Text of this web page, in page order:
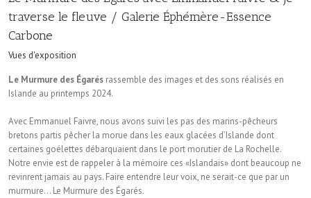
traverse le fleuve / Galerie Éphémère-Essence
Carbone
Vues d'exposition
Le Murmure des Égarés rassemble des images et des sons réalisés en
Islande au printemps 2024.
Avec Emmanuel Faivre, nous avons suivi les pas des marins-pêcheurs
bretons partis pêcher la morue dans les eaux glacées d’Islande dont
certaines goélettes débarquaient dans le port morutier de La Rochelle.
Notre envie est de rappeler à la mémoire ces «Islandais» dont beaucoup ne
revinrent jamais au pays. Faire entendre leur voix, ne serait-ce que par un
murmure… Le Murmure des Égarés.